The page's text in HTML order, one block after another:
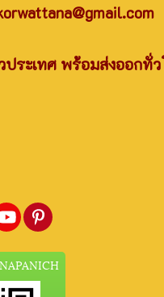
ประเทศ พร้อมส่งออกทั่ว